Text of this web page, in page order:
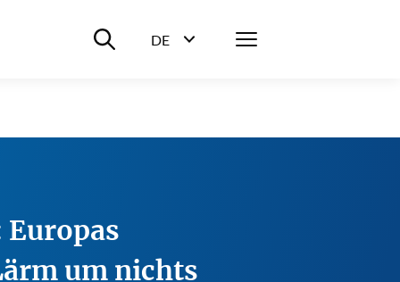
Suche ein-/ausblenden
DE
Menü
um nichts